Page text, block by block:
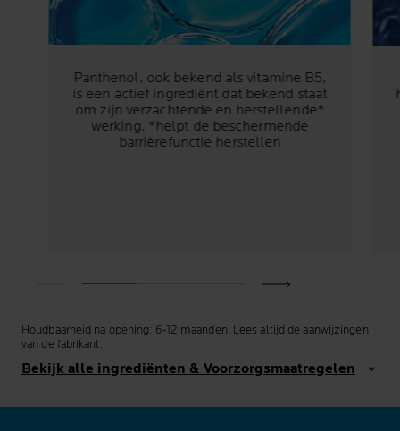
Panthenol, ook bekend als vitamine B5,
is een actief ingrediënt dat bekend staat
om zijn verzachtende en herstellende*
werking. *helpt de beschermende
barrièrefunctie herstellen
Houdbaarheid na opening: 6-12 maanden. Lees altijd de aanwijzingen
van de fabrikant.
Bekijk alle ingrediënten & Voorzorgsmaatregelen